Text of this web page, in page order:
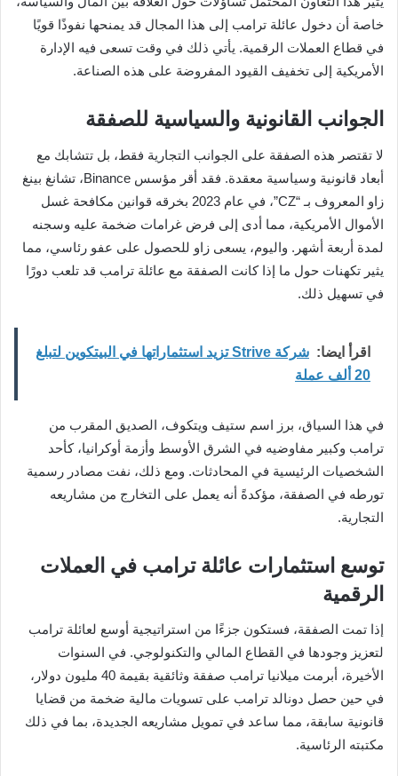
خاصة أن دخول عائلة ترامب إلى هذا المجال قد يمنحها نفوذًا قويًا
في قطاع العملات الرقمية. يأتي ذلك في وقت تسعى فيه الإدارة
الأمريكية إلى تخفيف القيود المفروضة على هذه الصناعة.
الجوانب القانونية والسياسية للصفقة
لا تقتصر هذه الصفقة على الجوانب التجارية فقط، بل تتشابك مع
أبعاد قانونية وسياسية معقدة. فقد أقر مؤسس Binance، تشانغ بينغ
زاو المعروف بـ “CZ”، في عام 2023 بخرقه قوانين مكافحة غسل
الأموال الأمريكية، مما أدى إلى فرض غرامات ضخمة عليه وسجنه
لمدة أربعة أشهر. واليوم، يسعى زاو للحصول على عفو رئاسي، مما
يثير تكهنات حول ما إذا كانت الصفقة مع عائلة ترامب قد تلعب دورًا
في تسهيل ذلك.
اقرأ ايضا:
شركة Strive تزيد استثماراتها في البيتكوين لتبلغ
20 ألف عملة
في هذا السياق، برز اسم ستيف ويتكوف، الصديق المقرب من
ترامب وكبير مفاوضيه في الشرق الأوسط وأزمة أوكرانيا، كأحد
الشخصيات الرئيسية في المحادثات. ومع ذلك، نفت مصادر رسمية
تورطه في الصفقة، مؤكدةً أنه يعمل على التخارج من مشاريعه
التجارية.
توسع استثمارات عائلة ترامب في العملات
الرقمية
إذا تمت الصفقة، فستكون جزءًا من استراتيجية أوسع لعائلة ترامب
لتعزيز وجودها في القطاع المالي والتكنولوجي. في السنوات
الأخيرة، أبرمت ميلانيا ترامب صفقة وثائقية بقيمة 40 مليون دولار،
في حين حصل دونالد ترامب على تسويات مالية ضخمة من قضايا
قانونية سابقة، مما ساعد في تمويل مشاريعه الجديدة، بما في ذلك
مكتبته الرئاسية.